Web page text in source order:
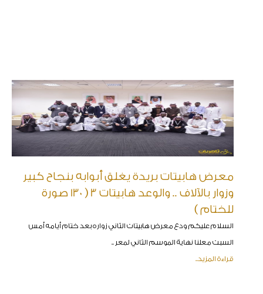
معرض هابيتات بريدة يغلق أبوابه بنجاح كبير
وزوار بالآلاف .. والوعد هابيتات 3 ( 130 صورة
للختام )
السلام عليكم ودع معرض هابيتات الثاني زواره بعد ختام أيامه أمس
السبت معلنا نهاية الموسم الثاني لمعر ..
قراءة المزيد..